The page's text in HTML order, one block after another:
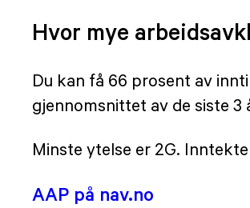
Hvor mye
Du kan få 66 prosent av
gjennomsnittet av de siste
Minste ytelse er 2G.
AAP på nav.no